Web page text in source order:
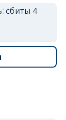
сбиты 4